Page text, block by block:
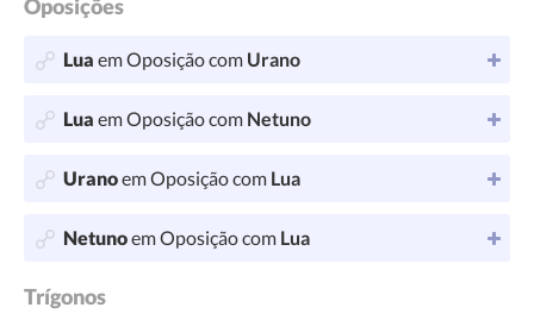
Oposições
Lua em Oposição com Urano
Lua em Oposição com Netuno
Uranoem Oposição com Lua
Netunoem Oposição com Lua
Trígonos